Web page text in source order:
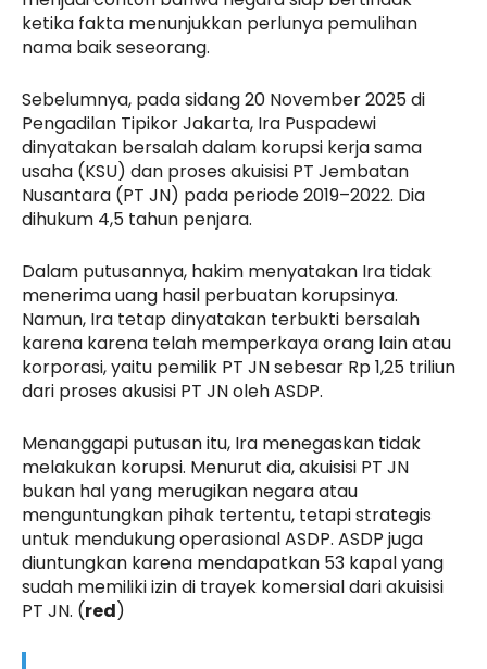
ketika fakta menunjukkan perlunya pemulihan
nama baik seseorang.
Sebelumnya, pada sidang 20 November 2025 di
Pengadilan Tipikor Jakarta, Ira Puspadewi
dinyatakan bersalah dalam korupsi kerja sama
usaha (KSU) dan proses akuisisi PT Jembatan
Nusantara (PT JN) pada periode 2019–2022. Dia
dihukum 4,5 tahun penjara.
Dalam putusannya, hakim menyatakan Ira tidak
menerima uang hasil perbuatan korupsinya.
Namun, Ira tetap dinyatakan terbukti bersalah
karena karena telah memperkaya orang lain atau
korporasi, yaitu pemilik PT JN sebesar Rp 1,25 triliun
dari proses akusisi PT JN oleh ASDP.
Menanggapi putusan itu, Ira menegaskan tidak
melakukan korupsi. Menurut dia, akuisisi PT JN
bukan hal yang merugikan negara atau
menguntungkan pihak tertentu, tetapi strategis
untuk mendukung operasional ASDP. ASDP juga
diuntungkan karena mendapatkan 53 kapal yang
sudah memiliki izin di trayek komersial dari akuisisi
PT JN. (red)